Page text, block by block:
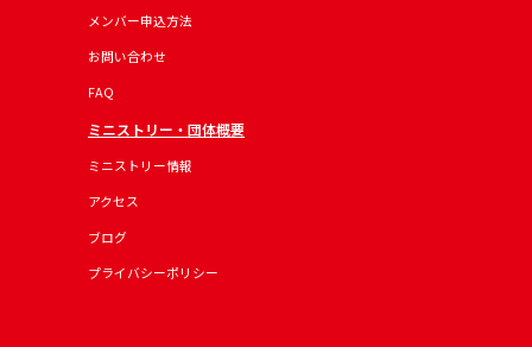
メンバー申込方法
お問い合わせ
FAQ
ミニストリー・団体概要
ミニストリー情報
アクセス
ブログ
プライバシーポリシー